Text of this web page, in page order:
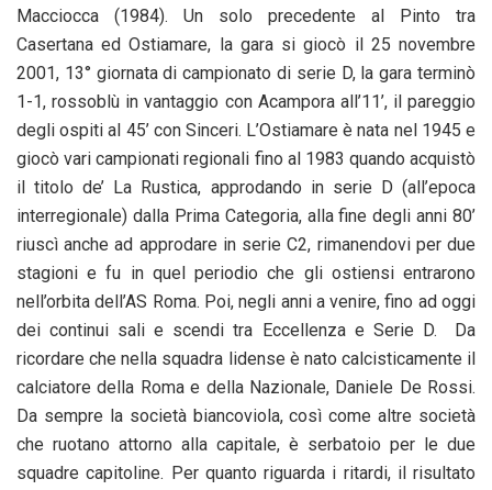
Macciocca (1984). Un solo precedente al Pinto tra
Casertana ed Ostiamare, la gara si giocò il 25 novembre
2001, 13° giornata di campionato di serie D, la gara terminò
1-1, rossoblù in vantaggio con Acampora all’11’, il pareggio
degli ospiti al 45’ con Sinceri. L’Ostiamare è nata nel 1945 e
giocò vari campionati regionali fino al 1983 quando acquistò
il titolo de’ La Rustica, approdando in serie D (all’epoca
interregionale) dalla Prima Categoria, alla fine degli anni 80’
riuscì anche ad approdare in serie C2, rimanendovi per due
stagioni e fu in quel periodio che gli ostiensi entrarono
nell’orbita dell’AS Roma. Poi, negli anni a venire, fino ad oggi
dei continui sali e scendi tra Eccellenza e Serie D. Da
ricordare che nella squadra lidense è nato calcisticamente il
calciatore della Roma e della Nazionale, Daniele De Rossi.
Da sempre la società biancoviola, così come altre società
che ruotano attorno alla capitale, è serbatoio per le due
squadre capitoline. Per quanto riguarda i ritardi, il risultato